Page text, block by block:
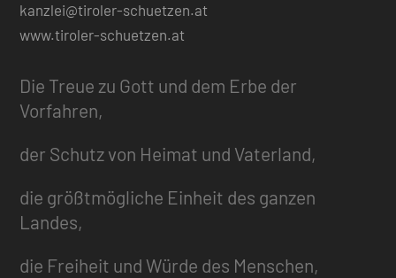
kanzlei@tiroler-schuetzen.at
www.tiroler-schuetzen.at
Die Treue zu Gott und dem Erbe der
Vorfahren,
der Schutz von Heimat und Vaterland,
die größtmögliche Einheit des ganzen
Landes,
die Freiheit und Würde des Menschen,